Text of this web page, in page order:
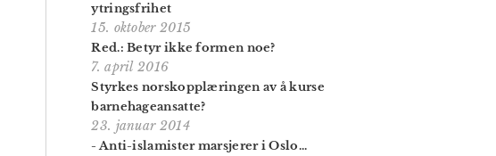
ytringsfrihet
15. oktober 2015
Red.: Betyr ikke formen noe?
7. april 2016
Styrkes norskopplæringen av å kurse
barnehageansatte?
23. januar 2014
- Anti-islamister marsjerer i Oslo...